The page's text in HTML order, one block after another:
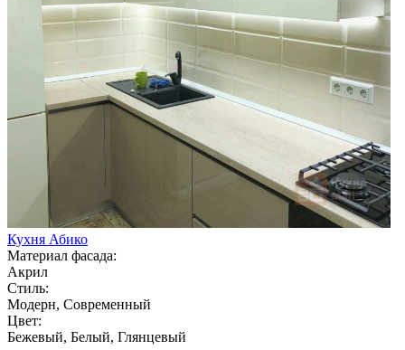
Кухня Абико
Материал фасада:
Акрил
Стиль:
Модерн, Современный
Цвет:
Бежевый, Белый, Глянцевый